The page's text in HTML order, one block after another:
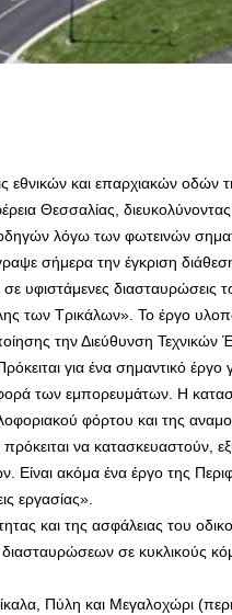
εθνικών και επαρχιακών οδών
Θεσσαλίας,
λόγω των φωτεινών
σήμερα την έγκριση
υφιστάμενες διασταυρώσεις
των Τρικάλων». Το έργο
την Διεύθυνση
για ένα σημαντικό έργο
των εμπορευμάτων. Η
φόρτου και της
να κατασκευαστούν,
Είναι ακόμα ένα έργο της
εργασίας».
και της ασφάλειας του
σε κυκλικούς
Πύλη και Μεγαλοχώρι